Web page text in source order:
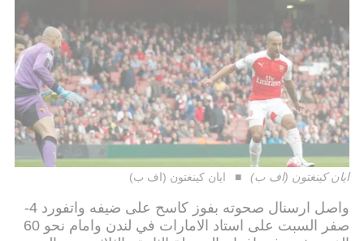
ايان كينغتون (اف ب) ايان كينغتون (اف ب)
واصل ارسنال صحوته بفوز كاسح على ضيفه واتفورد 4-
صفر السبت على استاد الامارات في لندن وامام نحو 60